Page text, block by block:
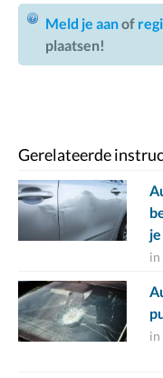
Meld je aanof
plaatsen!
Gerelateerde
in
in